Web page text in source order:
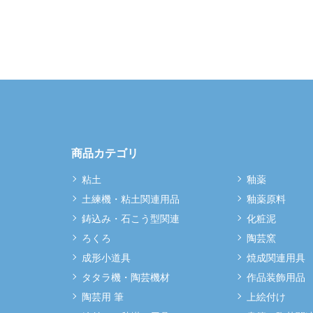
商品カテゴリ
粘土
土練機・粘土関連用品
鋳込み・石こう型関連
ろくろ
成形小道具
タタラ機・陶芸機材
陶芸用 筆
釉薬
釉薬原料
化粧泥
陶芸窯
焼成関連用具
作品装飾用品
上絵付け